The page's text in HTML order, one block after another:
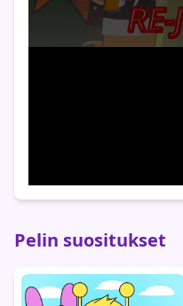
Pelin suositukset